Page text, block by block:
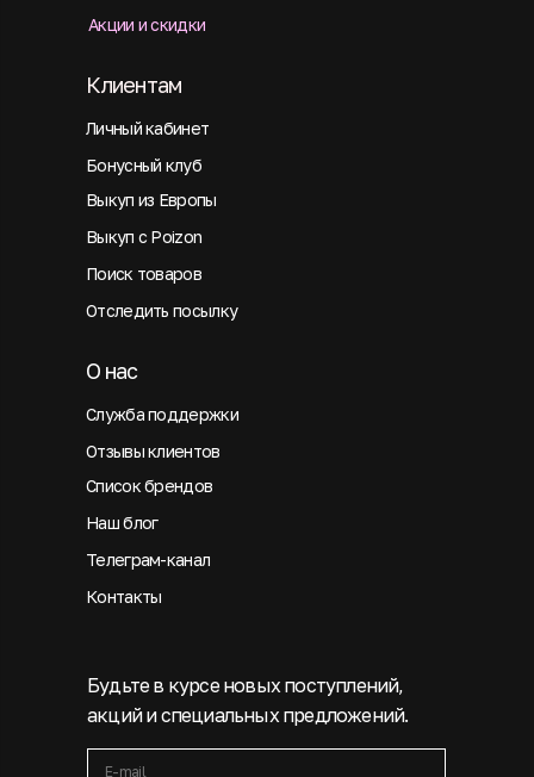
Будьте в курсе новых поступлений,
акций и специальных предложений.
Акции и скидки
Личный кабинет
Клиентам
Бонусный клуб
Выкуп из Европы
Выкуп с Poizon
Поиск товаров
Отследить посылку
Служба поддержки
О нас
Отзывы клиентов
Список брендов
Наш блог
Телеграм-канал
Контакты